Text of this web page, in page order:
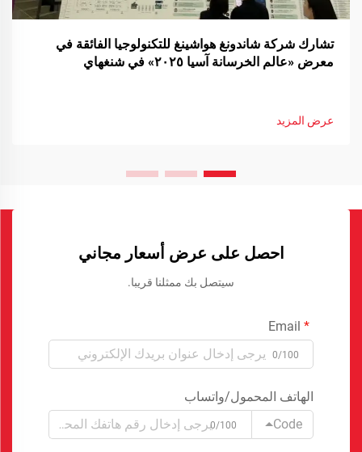
تشارك شركة شاندونغ هواشينغ للتكنولوجيا الفائقة في
معرض «عالم الخرسانة آسيا ٢٠٢٥» في شنغهاي
عرض المزيد
احصل على عرض أسعار مجاني
سيتصل بك ممثلنا قريبا.
0/100
الهاتف المحمول/واتساب
Code
0/100